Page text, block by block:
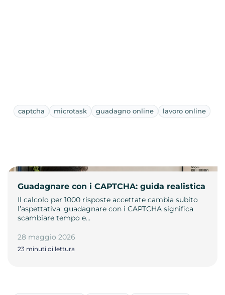
captcha microtask guadagno online lavoro online
Guadagnare con i CAPTCHA: guida realistica
Il calcolo per 1000 risposte accettate cambia subito
l’aspettativa: guadagnare con i CAPTCHA significa
scambiare tempo e…
28 maggio 2026
23 minuti di lettura